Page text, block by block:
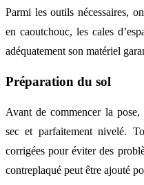
Parmi les outils nécessaires,
en caoutchouc, les cales
adéquatement son matériel
Préparation du sol
Avant de commencer la
sec et parfaitement nivelé.
corrigées pour éviter des
contreplaqué peut être ajouté